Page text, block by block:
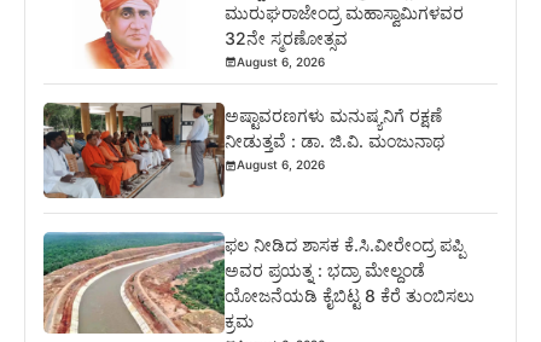
ಮುರುಘರಾಜೇಂದ್ರ ಮಹಾಸ್ವಾಮಿಗಳವರ
32ನೇ ಸ್ಮರಣೋತ್ಸವ
August 6, 2026
ಅಷ್ಟಾವರಣಗಳು ಮನುಷ್ಯನಿಗೆ ರಕ್ಷಣೆ
ನೀಡುತ್ತವೆ : ಡಾ. ಜಿ.ವಿ. ಮಂಜುನಾಥ
August 6, 2026
ಫಲ ನೀಡಿದ ಶಾಸಕ ಕೆ.ಸಿ.ವೀರೇಂದ್ರ ಪಪ್ಪಿ
ಅವರ ಪ್ರಯತ್ನ : ಭದ್ರಾ ಮೇಲ್ದಂಡೆ
ಯೋಜನೆಯಡಿ ಕೈಬಿಟ್ಟ 8 ಕೆರೆ ತುಂಬಿಸಲು
ಕ್ರಮ